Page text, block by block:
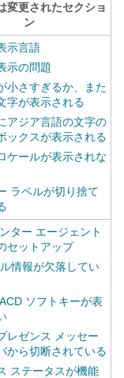
変更されたセクショ
ン
示言語
示の問題
小さすぎるか、また
字が表示される
アジア言語の文字の
ックスが表示される
ケールが表示されな
ラベルが切り捨て
ター エージェント
セットアップ
情報が欠落してい
ソフトキーが表
レゼンス メッセー
から切断されている
ステータスが機能